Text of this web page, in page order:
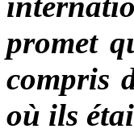
promet
compris
où ils